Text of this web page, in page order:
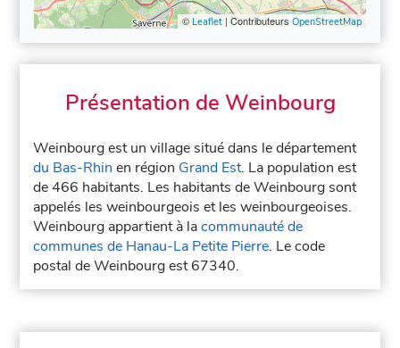
© Leaflet| Contributeurs OpenStreetMap
Présentation de Weinbourg
Weinbourg est un village situé dans le département
du Bas-Rhin en région Grand Est. La population est
de 466 habitants. Les habitants de Weinbourg sont
appelés les weinbourgeois et les weinbourgeoises.
Weinbourg appartient à lacommunauté de
communes de Hanau-La Petite Pierre. Le code
postal de Weinbourg est 67340.